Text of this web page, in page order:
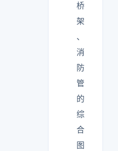
桥
架
、
消
防
管
的
综
合
图